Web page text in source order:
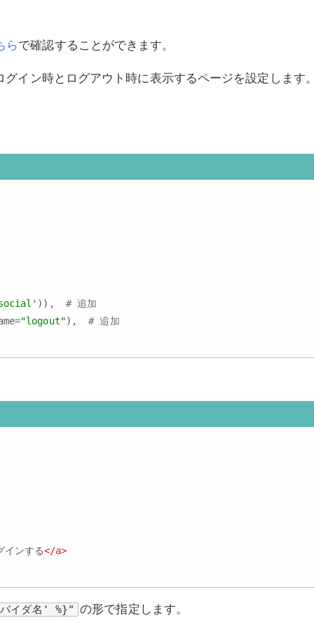
らで確認することができます。
イン時とログアウト時に表示するページを設定します
)), # 追加
"logout"), # 追加
インする</a>
ダ名' %}" の形で指定します。